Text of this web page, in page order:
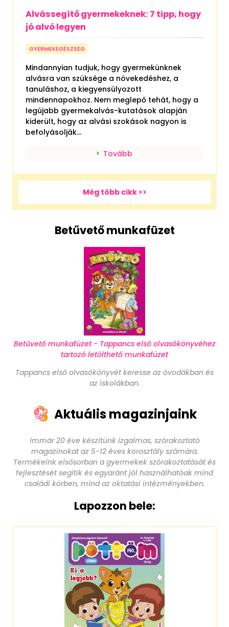
Alvássegítő gyermekeknek: 7 tipp, hogy
jó alvó legyen
GYERMEKEGÉSZSÉG
Mindannyian tudjuk, hogy gyermekünknek
alvásra van szüksége a növekedéshez, a
tanuláshoz, a kiegyensúlyozott
mindennapokhoz. Nem meglepő tehát, hogy a
legújabb gyermekalvás-kutatások alapján
kiderült, hogy az alvási szokások nagyon is
befolyásolják...
Tovább
Még több cikk >>
Betűvető munkafüzet
Betűvető munkafüzet - Tappancs első olvasókönyvéhez
tartozó letölthető munkafüzet
Tappancs első olvasókönyvét keresse az óvodákban és
az iskolákban.
Aktuális magazinjaink
Immár 20 éve készítünk izgalmas, szórakoztató
magazinokat az 5-12 éves korosztály számára.
Termékeink elsősorban a gyermekek szórakoztatását és
fejlesztését segítik és egyaránt jól használhatóak mind
családi körben, mind az oktatási intézményekben.
Lapozzon bele: